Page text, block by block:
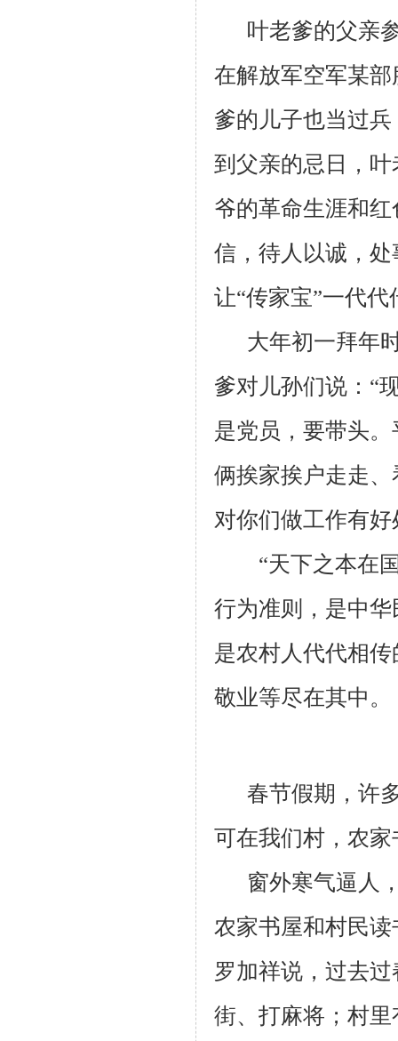
叶老爹的父亲
在解放军空军某
爹的儿子也当过
到父亲的忌日，
爷的革命生涯和
信，待人以诚，
让“传家宝”一代代
大年初一拜年
爹对儿孙们说：“
是党员，要带头
俩挨家挨户走走
对你们做工作有好
“天下之本在
行为准则，是中
是农村人代代相
敬业等尽在其中。
春节假期，许
可在我们村，农
窗外寒气逼人
农家书屋和村民
罗加祥说，过去
街、打麻将；村